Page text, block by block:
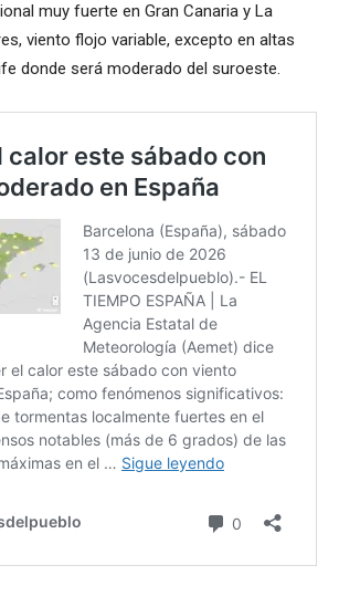
muy fuerte en Gran Canaria y La
viento flojo variable, excepto en altas
donde será moderado del suroeste.